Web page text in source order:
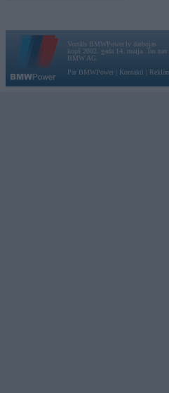
Vortāls BMWPower.lv darbojas
kopš 2002. gada 14. maija. Tas
BMW AG.
Par BMWPower
Kontakti